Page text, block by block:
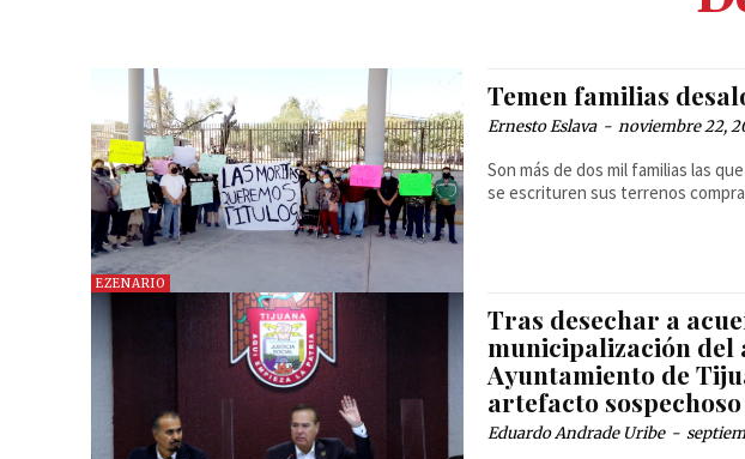
EZENARIO
Temen familias
Ernesto Eslava - noviembre 22,
Son más de dos mil familias las
se escrituren sus terrenos
Tras desechar a
municipalización del
Ayuntamiento de
artefacto sospechoso
Eduardo Andrade Uribe -